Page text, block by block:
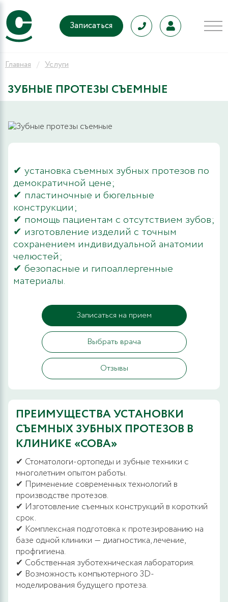
Записаться
Главная Услуги
ЗУБНЫЕ ПРОТЕЗЫ СЪЕМНЫЕ
✔ установка съемных зубных протезов по
демократичной цене;
✔ пластиночные и бюгельные
конструкции;
✔ помощь пациентам с отсутствием зубов;
✔ изготовление изделий с точным
сохранением индивидуальной анатомии
челюстей;
✔ безопасные и гипоаллергенные
материалы.
Записаться на прием
Выбрать врача
Отзывы
ПРЕИМУЩЕСТВА УСТАНОВКИ
СЪЕМНЫХ ЗУБНЫХ ПРОТЕЗОВ В
КЛИНИКЕ «СОВА»
✔ Стоматологи-ортопеды и зубные техники с
многолетним опытом работы.
✔ Применение современных технологий в
производстве протезов.
✔ Изготовление съемных конструкций в короткий
срок.
✔ Комплексная подготовка к протезированию на
базе одной клиники ― диагностика, лечение,
профгигиена.
✔ Собственная зуботехническая лаборатория.
✔ Возможность компьютерного 3D-
моделирования будущего протеза.